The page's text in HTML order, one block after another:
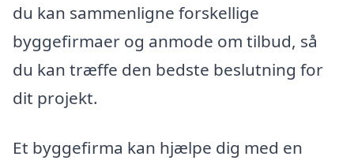
du kan sammenligne forskellige
byggefirmaer og anmode om tilbud, så
du kan træffe den bedste beslutning for
dit projekt.
Et byggefirma kan hjælpe dig med en